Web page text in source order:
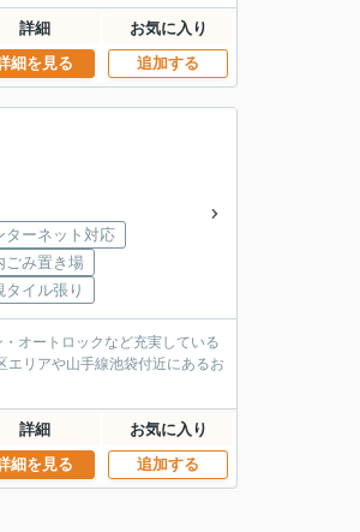
詳細 お気に入り
細を見る 追加する
ターネット対応
ごみ置き場
タイル張り
オートロックなど充実している
リアや山手線池袋付近にあるお
詳細 お気に入り
細を見る 追加する